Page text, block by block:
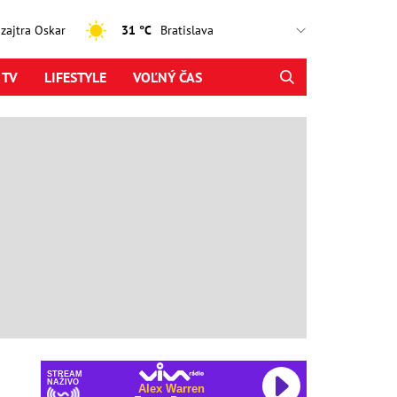
Oskar 31 °C
LIFESTYLE VOĽNÝ ČAS
STREAM
NAŽIVO
Alex Warren